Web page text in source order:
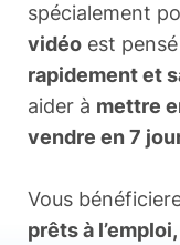
spécialement
vidéo est
rapidement et
aider à mettre
vendre en 7
Vous
prêts à